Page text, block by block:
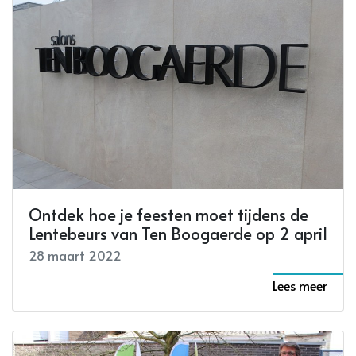
Ontdek hoe je feesten moet tijdens de
Lentebeurs van Ten Boogaerde op 2 april
28 maart 2022
Lees meer